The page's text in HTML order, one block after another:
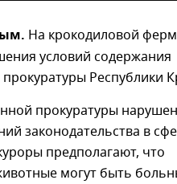
На крокодиловой
условий содержания
Республики
прокуратуры
законодательства в
предполагают, что
могут быть